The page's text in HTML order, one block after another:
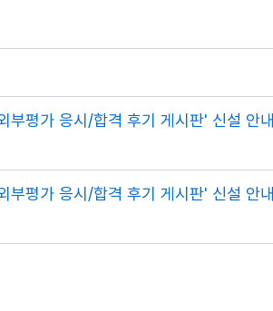
부평가 응시/합격 후기 게시판' 신설 안내
부평가 응시/합격 후기 게시판' 신설 안내